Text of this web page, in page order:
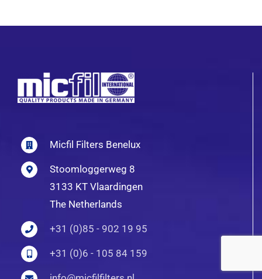
Micfil Filters Benelux
Stoomloggerweg 8
3133 KT Vlaardingen
The Netherlands
+31 (0)85 - 902 19 95
+31 (0)6 - 105 84 159